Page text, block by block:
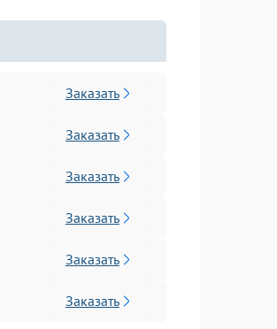
Заказать
Заказать
Заказать
Заказать
Заказать
Заказать